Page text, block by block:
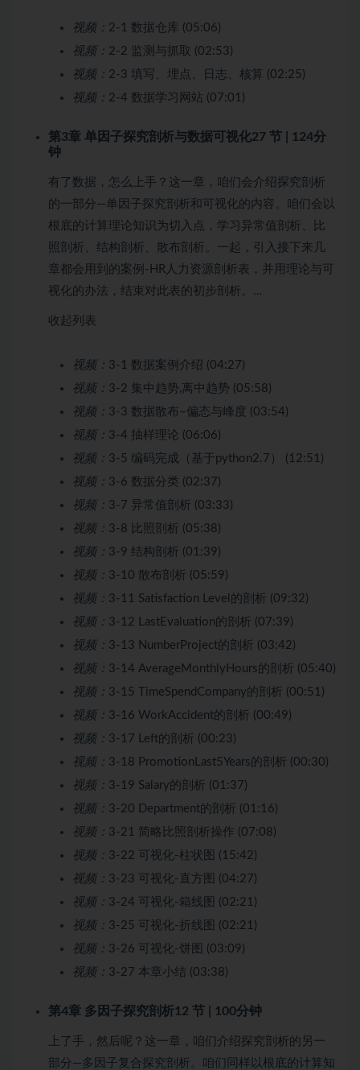
视频： 2-1 数据仓库 (05:06)
视频： 2-2 监测与抓取 (02:53)
视频： 2-3 填写、埋点、日志、核算 (02:25)
视频： 2-4 数据学习网站 (07:01)
第3章 单因子探究剖析与数据可视化27 节 | 124分
钟
有了数据，怎么上手？这一章，咱们会介绍探究剖析
的一部分—单因子探究剖析和可视化的内容。咱们会以
根底的计算理论知识为切入点，学习异常值剖析、比
照剖析、结构剖析、散布剖析。一起，引入接下来几
章都会用到的案例-HR人力资源剖析表，并用理论与可
视化的办法，结束对此表的初步剖析。…
收起列表
视频： 3-1 数据案例介绍 (04:27)
视频： 3-2 集中趋势,离中趋势 (05:58)
视频： 3-3 数据散布–偏态与峰度 (03:54)
视频： 3-4 抽样理论 (06:06)
视频： 3-5 编码完成（基于python2.7） (12:51)
视频： 3-6 数据分类 (02:37)
视频： 3-7 异常值剖析 (03:33)
视频： 3-8 比照剖析 (05:38)
视频： 3-9 结构剖析 (01:39)
视频： 3-10 散布剖析 (05:59)
视频： 3-11 Satisfaction Level的剖析 (09:32)
视频： 3-12 LastEvaluation的剖析 (07:39)
视频： 3-13 NumberProject的剖析 (03:42)
视频： 3-14 AverageMonthlyHours的剖析 (05:40)
视频： 3-15 TimeSpendCompany的剖析 (00:51)
视频： 3-16 WorkAccident的剖析 (00:49)
视频： 3-17 Left的剖析 (00:23)
视频： 3-18 PromotionLast5Years的剖析 (00:30)
视频： 3-19 Salary的剖析 (01:37)
视频： 3-20 Department的剖析 (01:16)
视频： 3-21 简略比照剖析操作 (07:08)
视频： 3-22 可视化-柱状图 (15:42)
视频： 3-23 可视化-直方图 (04:27)
视频： 3-24 可视化-箱线图 (02:21)
视频： 3-25 可视化-折线图 (02:21)
视频： 3-26 可视化-饼图 (03:09)
视频： 3-27 本章小结 (03:38)
第4章 多因子探究剖析12 节 | 100分钟
上了手，然后呢？这一章，咱们介绍探究剖析的另一
部分—多因子复合探究剖析。咱们同样以根底的计算知